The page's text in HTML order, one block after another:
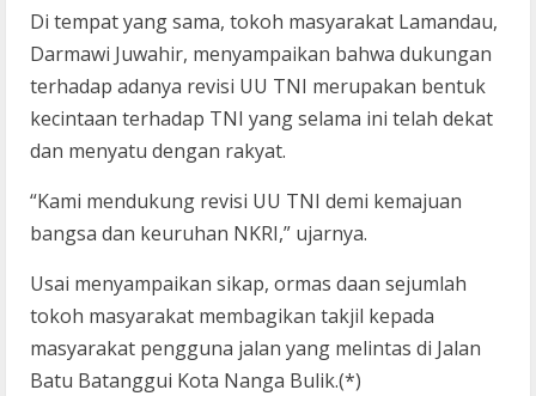
Di tempat yang sama, tokoh masyarakat Lamandau,
Darmawi Juwahir, menyampaikan bahwa dukungan
terhadap adanya revisi UU TNI merupakan bentuk
kecintaan terhadap TNI yang selama ini telah dekat
dan menyatu dengan rakyat.
“Kami mendukung revisi UU TNI demi kemajuan
bangsa dan keuruhan NKRI,” ujarnya.
Usai menyampaikan sikap, ormas daan sejumlah
tokoh masyarakat membagikan takjil kepada
masyarakat pengguna jalan yang melintas di Jalan
Batu Batanggui Kota Nanga Bulik.(*)